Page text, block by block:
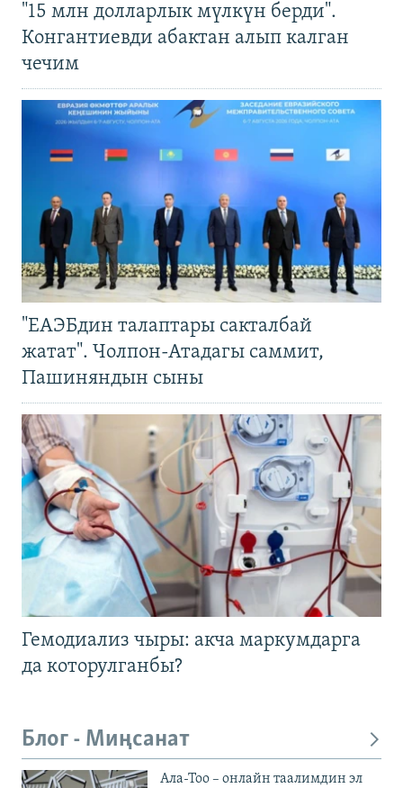
"15 млн долларлык мүлкүн берди".
Конгантиевди абактан алып калган
чечим
"ЕАЭБдин талаптары сакталбай
жатат". Чолпон-Атадагы саммит,
Пашиняндын сыны
Гемодиализ чыры: акча маркумдарга
да которулганбы?
Блог - Миңсанат
Ала-Тоо – онлайн таалимдин эл